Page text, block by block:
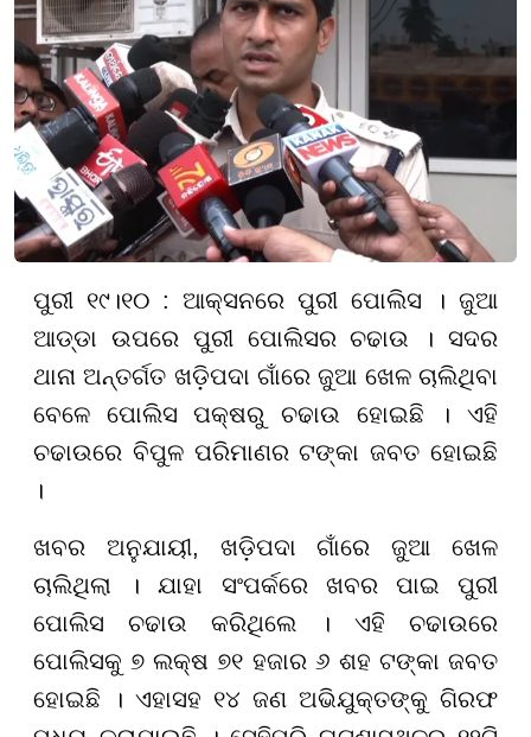
ପୁରୀ ୧୯।୧୦ : ଆକ୍ସନରେ ପୁରୀ ପୋଲିସ । ଜୁଆ
ଆଡ୍ଡା ଉପରେ ପୁରୀ ପୋଲିସର ଚଢାଉ । ସଦର
ଥାନା ଅନ୍ତର୍ଗତ ଖଡ଼ିପଦା ଗାଁରେ ଜୁଆ ଖେଳ ଚାଲିଥିବା
ବେଳେ ପୋଲିସ ପକ୍ଷରୁ ଚଢାଉ ହୋଇଛି । ଏହି
ଚଢାଉରେ ବିପୁଳ ପରିମାଣର ଟଙ୍କା ଜବତ ହୋଇଛି
।
ଖବର ଅନୁଯାୟୀ, ଖଡ଼ିପଦା ଗାଁରେ ଜୁଆ ଖେଳ
ଚାଲିଥିଲା । ଯାହା ସଂପର୍କରେ ଖବର ପାଇ ପୁରୀ
ପୋଲିସ ଚଢାଉ କରିଥିଲେ । ଏହି ଚଢାଉରେ
ପୋଲିସକୁ ୭ ଲକ୍ଷ ୭୧ ହଜାର ୬ ଶହ ଟଙ୍କା ଜବତ
ହୋଇଛି । ଏହାସହ ୧୪ ଜଣ ଅଭିଯୁକ୍ତଙ୍କୁ ଗିରଫ